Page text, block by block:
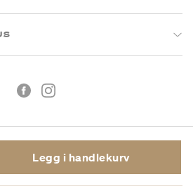
Legg i handlekurv